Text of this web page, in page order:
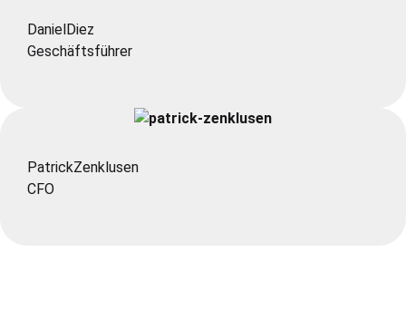
DanielDiez
Geschäftsführer
PatrickZenklusen
CFO